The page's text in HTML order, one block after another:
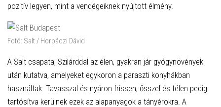
pozitív legyen, mint a vendégeiknek nyújtott élmény.
Fotó: Salt / Horpáczi Dávid
A Salt csapata, Szilárddal az élen, gyakran jár gyógynövények
után kutatva, amelyeket egykoron a paraszti konyhákban
használtak. Tavasszal és nyáron frissen, ősszel és télen pedig
tartósítva kerülnek ezek az alapanyagok a tányérokra. A